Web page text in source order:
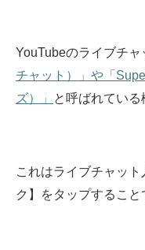
YouTubeのライブチャ
チャット）」や「
ズ）」
と呼ばれている
これはライブチャッ
ク】をタップすること